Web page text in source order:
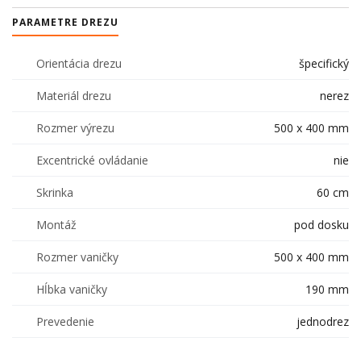
PARAMETRE DREZU
Orientácia drezu špecifický
Materiál drezu nerez
Rozmer výrezu 500 x 400 mm
Excentrické ovládanie nie
Skrinka 60 cm
Montáž pod dosku
Rozmer vaničky 500 x 400 mm
Hĺbka vaničky 190 mm
Prevedenie jednodrez